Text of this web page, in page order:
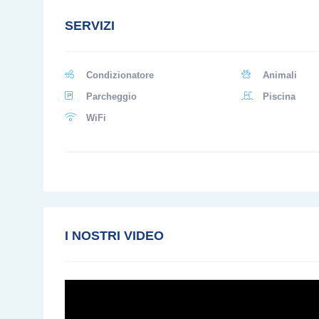
SERVIZI
Condizionatore Animali
Parcheggio
Piscina
WiFi
I NOSTRI VIDEO